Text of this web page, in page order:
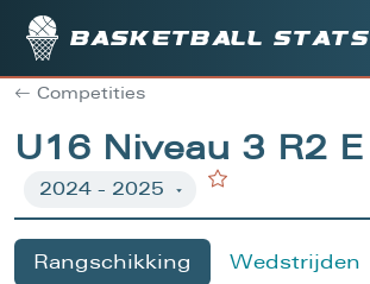
Basketball stats
Competities
U16 Niveau 3 R2 E
Rangschikking Wedstrijden